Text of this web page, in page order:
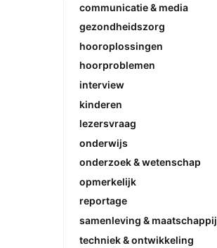
communicatie & media
gezondheidszorg
hooroplossingen
hoorproblemen
interview
kinderen
lezersvraag
onderwijs
onderzoek & wetenschap
opmerkelijk
reportage
samenleving & maatschappij
techniek & ontwikkeling